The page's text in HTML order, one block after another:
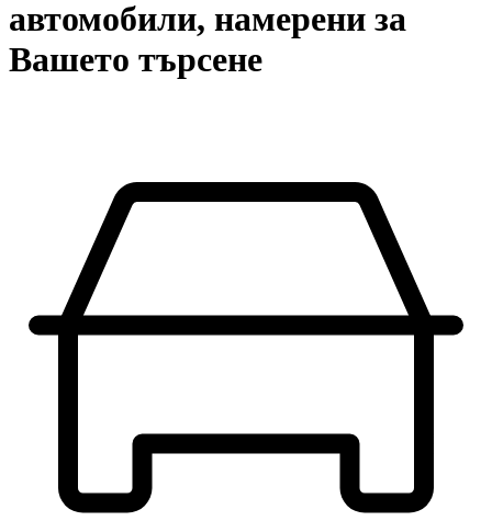
автомобили, намерени за
Вашето търсене